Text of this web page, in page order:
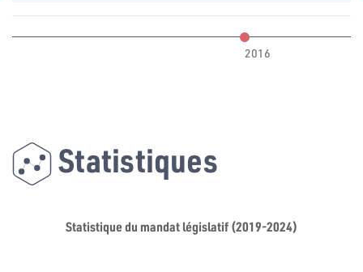
2016
Statistiques
Statistique du mandat législatif (2019-2024)